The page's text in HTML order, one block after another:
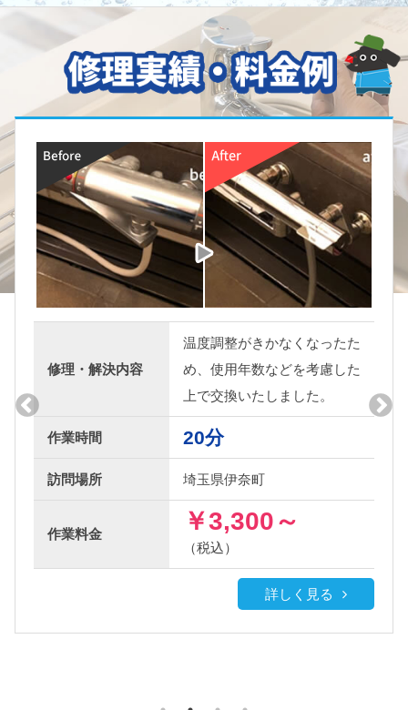
用年数などを考慮した
換いたしました。
～
修理・解決内容
水漏れを
しめて、
たしまし
作業時間
訪問場所
作業料金